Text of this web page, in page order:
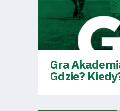
Warta
Foundation
Gra
Gdzie?